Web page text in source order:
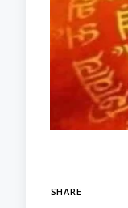
SHARE